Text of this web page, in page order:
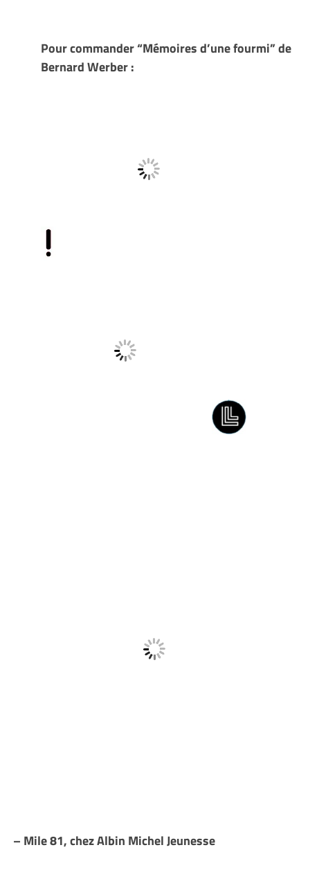
Pour commander “Mémoires d’une fourmi” de
Bernard Werber :
– Mile 81, chez Albin Michel Jeunesse